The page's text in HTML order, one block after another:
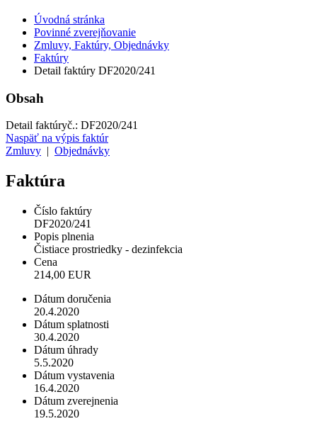
Úvodná stránka
Povinné zverejňovanie
Zmluvy, Faktúry, Objednávky
Faktúry
Detail faktúry DF2020/241
Obsah
Detail faktúryč.: DF2020/241
Naspäť na výpis faktúr
Zmluvy
Objednávky
Faktúra
Číslo faktúry
DF2020/241
Popis plnenia
Čistiace prostriedky - dezinfekcia
Cena
214,00 EUR
Dátum doručenia
20.4.2020
Dátum splatnosti
30.4.2020
Dátum úhrady
5.5.2020
Dátum vystavenia
16.4.2020
Dátum zverejnenia
19.5.2020